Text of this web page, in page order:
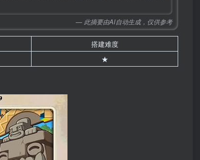
— 此摘要由AI自动生成，仅供参考
搭建难度
★